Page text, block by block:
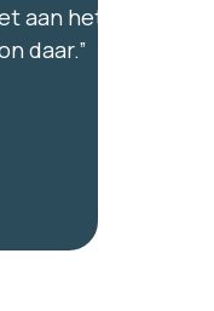
aan het
daar.”